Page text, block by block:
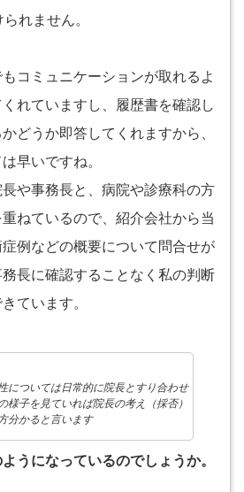
れません。
コミュニケーションが取れるよ
れていますし、履歴書を確認し
どうか即答してくれますから、
早いですね。
や事務長と、病院や診療科の方
ねているので、紹介会社から当
例などの概要について問合せが
長に確認することなく私の判断
ています。
については日常的に院長とすり合わせ
様子を見ていれば院長の考え（採否）
分かると言います
うになっているのでしょうか。